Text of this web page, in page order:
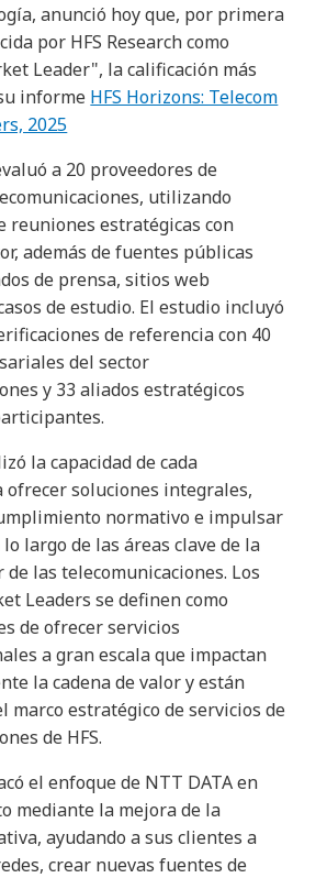
anunció hoy que, por primera
por HFS Research como
Leader", la calificación más
informe HFS Horizons: Telecom
2025
a 20 proveedores de
utilizando
reuniones estratégicas con
además de fuentes públicas
de prensa, sitios web
de estudio. El estudio incluyó
de referencia con 40
del sector
y 33 aliados estratégicos
la capacidad de cada
ofrecer soluciones integrales,
normativo e impulsar
largo de las áreas clave de la
de las telecomunicaciones. Los
Leaders se definen como
de ofrecer servicios
a gran escala que impactan
la cadena de valor y están
marco estratégico de servicios de
de HFS.
el enfoque de NTT DATA en
mediante la mejora de la
ayudando a sus clientes a
crear nuevas fuentes de